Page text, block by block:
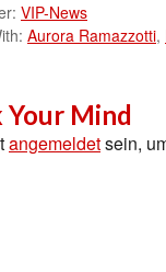
VIP-News
Aurora Ramazzotti,
Your Mind
angemeldetsein,